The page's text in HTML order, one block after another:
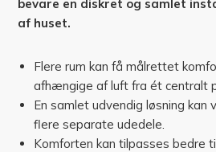
bevare en diskret og samlet
af huset.
Flere rum kan få målrettet
afhængige af luft fra ét centralt
En samlet udvendig løsning
flere separate udedele.
Komforten kan tilpasses bedre